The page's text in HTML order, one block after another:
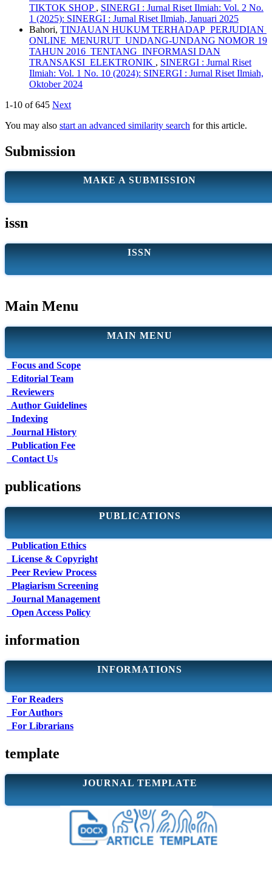
TIKTOK SHOP , SINERGI : Jurnal Riset Ilmiah: Vol. 2 No.
1 (2025): SINERGI : Jurnal Riset Ilmiah, Januari 2025
Bahori, TINJAUAN HUKUM TERHADAP PERJUDIAN
ONLINE MENURUT UNDANG-UNDANG NOMOR 19
TAHUN 2016 TENTANG INFORMASI DAN
TRANSAKSI ELEKTRONIK , SINERGI : Jurnal Riset
Ilmiah: Vol. 1 No. 10 (2024): SINERGI : Jurnal Riset Ilmiah,
Oktober 2024
1-10 of 645 Next
You may also start an advanced similarity search for this article.
Submission
MAKE A SUBMISSION
issn
ISSN
Main Menu
MAIN MENU
Focus and Scope
Editorial Team
Reviewers
Author Guidelines
Indexing
Journal History
Publication Fee
Contact Us
publications
PUBLICATIONS
Publication Ethics
License & Copyright
Peer Review Process
Plagiarism Screening
Journal Management
Open Access Policy
information
INFORMATIONS
For Readers
For Authors
For Librarians
template
JOURNAL TEMPLATE